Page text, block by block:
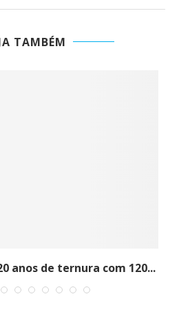
TAMBÉM
anos de ternura com 120...